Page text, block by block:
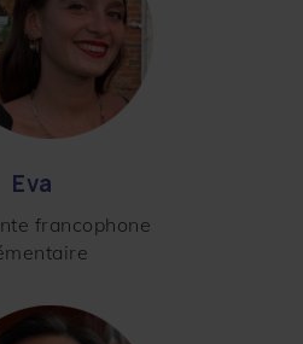
Eva
francophone